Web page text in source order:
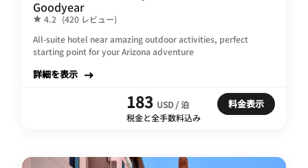
Goodyear
4.2 (420 レビュー)
All-suite hotel near amazing outdoor activities, perfect
starting point for your Arizona adventure
詳細を表示
183 USD / 泊
税金と全手数料込み
料金表示